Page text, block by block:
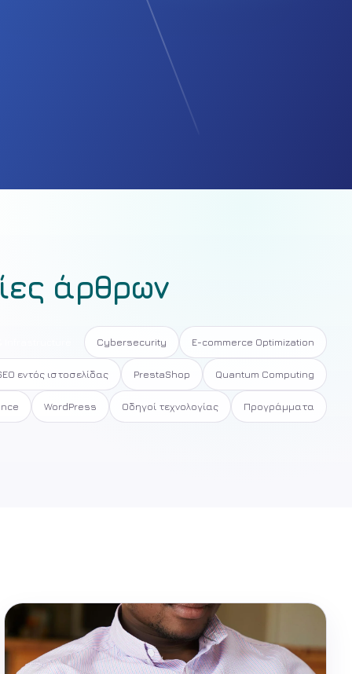
άρθρων
Cybersecurity E-commerce Optimization
εντός ιστοσελίδας PrestaShop Quantum Computing
WordPress Οδηγοί τεχνολογίας Προγράμματα